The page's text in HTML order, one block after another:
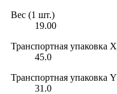
Вес (1 шт.)
19.00
Транспортная упаковка X
45.0
Транспортная упаковка Y
31.0